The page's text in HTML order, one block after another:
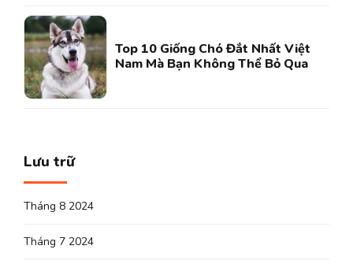
Top 10 Giống Chó Đắt Nhất Việt
Nam Mà Bạn Không Thể Bỏ Qua
Lưu trữ
Tháng 8 2024
Tháng 7 2024